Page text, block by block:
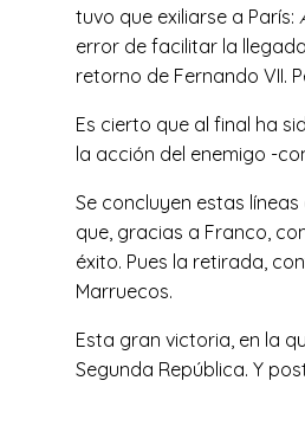
tuvo que exiliarse a París:
error de facilitar la
retorno de Fernando VII.
Es cierto que al final ha
la acción del enemigo -
Se concluyen estas
que, gracias a Franco,
éxito. Pues la retirada,
Marruecos.
Esta gran victoria, en la
Segunda República. Y